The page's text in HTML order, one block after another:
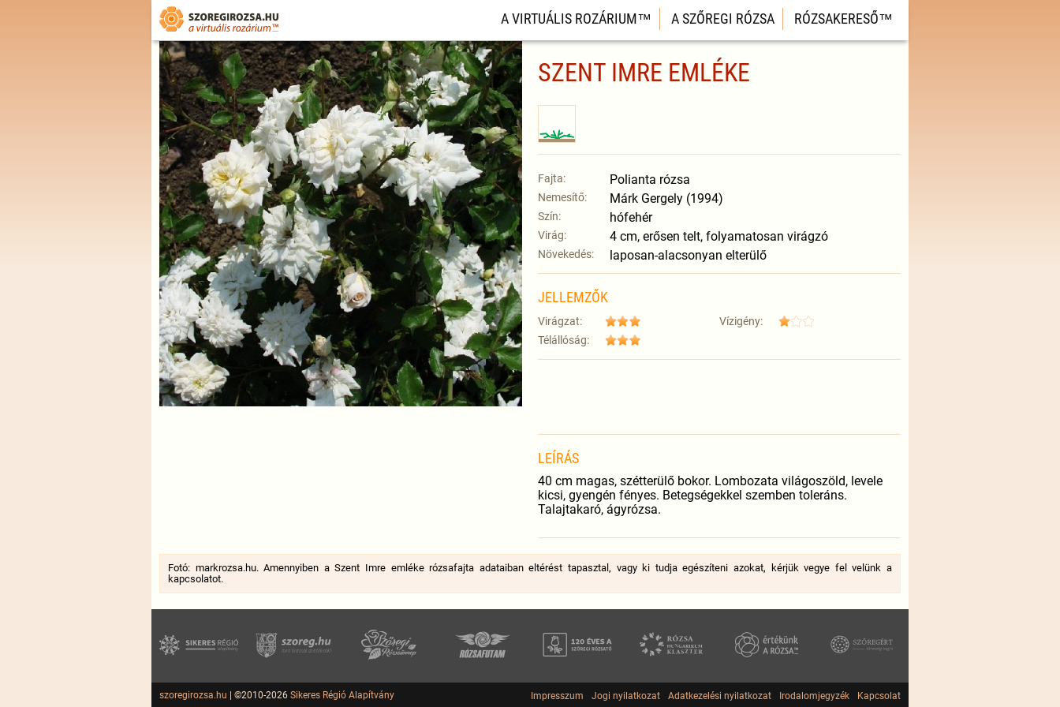
A VIRTUÁLIS ROZÁRIUM™ A SZŐREGI RÓZSA RÓZSAKERESŐ™
SZENT IMRE EMLÉKE
Fajta: Polianta rózsa
Nemesítő: Márk Gergely (1994)
Szín: hófehér
Virág: 4 cm, erősen telt, folyamatosan virágzó
Növekedés: laposan-alacsonyan elterülő
JELLEMZŐK
Virágzat:
Télállóság:
Vízigény:
LEÍRÁS
40 cm magas, szétterülő bokor. Lombozata világoszöld, levele
kicsi, gyengén fényes. Betegségekkel szemben toleráns.
Talajtakaró, ágyrózsa.
Fotó: markrozsa.hu. Amennyiben a Szent Imre emléke rózsafajta adataiban eltérést tapasztal, vagy ki tudja egészíteni azokat, kérjük vegye fel velünk a
kapcsolatot.
szoregirozsa.hu | ©2010-2026 Sikeres Régió Alapítvány Impresszum Jogi nyilatkozat Adatkezelési nyilatkozat Irodalomjegyzék Kapcsolat